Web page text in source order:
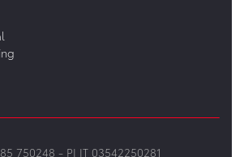
750248 - PI IT 03542250281